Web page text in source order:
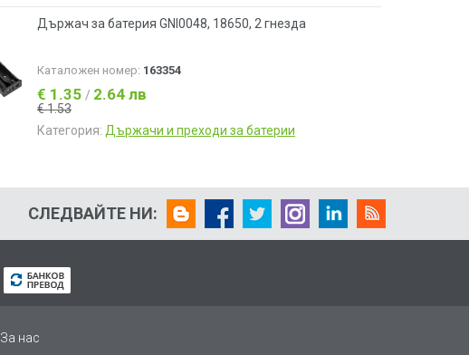
Държач за батерия GNI0048, 18650, 2 гнезда
Каталожен номер: 163354
€ 1.35 / 2.64 лв
€ 1.53
Категория: Държачи и преходи за батерии
СЛЕДВАЙТЕ НИ:
За нас